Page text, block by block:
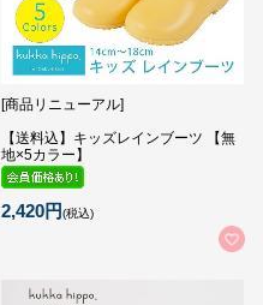
[商品リニューアル]
【送料込】キッズレインブーツ 【無
地×5カラー】
2,420円(税込)